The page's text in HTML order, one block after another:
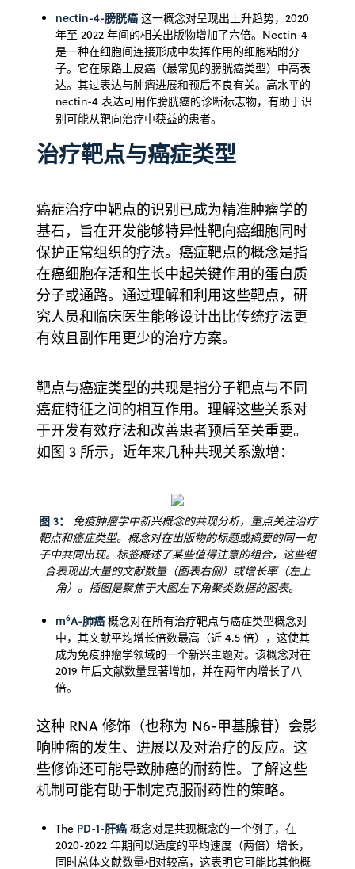
nectin-4-膀胱癌 这一概念对呈现出上升趋势，2020
年至 2022 年间的相关出版物增加了六倍。Nectin-4
是一种在细胞间连接形成中发挥作用的细胞粘附分
子。它在尿路上皮癌（最常见的膀胱癌类型）中高表
达。其过表达与肿瘤进展和预后不良有关。高水平的
nectin-4 表达可用作膀胱癌的诊断标志物，有助于识
别可能从靶向治疗中获益的患者。
治疗靶点与癌症类型
癌症治疗中靶点的识别已成为精准肿瘤学的
基石，旨在开发能够特异性靶向癌细胞同时
保护正常组织的疗法。癌症靶点的概念是指
在癌细胞存活和生长中起关键作用的蛋白质
分子或通路。通过理解和利用这些靶点，研
究人员和临床医生能够设计出比传统疗法更
有效且副作用更少的治疗方案。
靶点与癌症类型的共现是指分子靶点与不同
癌症特征之间的相互作用。理解这些关系对
于开发有效疗法和改善患者预后至关重要。
如图 3 所示，近年来几种共现关系激增：
图 3：
免疫肿瘤学中新兴概念的共现分析，重点关注治疗
靶点和癌症类型。概念对在出版物的标题或摘要的同一句
子中共同出现。标签概述了某些值得注意的组合，这些组
合表现出大量的文献数量（图表右侧）或增长率（左上
角）。插图是聚焦于大图左下角聚类数据的图表。
m6A-肺癌 概念对在所有治疗靶点与癌症类型概念对
中，其文献平均增长倍数最高（近 4.5 倍），这使其
成为免疫肿瘤学领域的一个新兴主题对。该概念对在
2019 年后文献数量显著增加，并在两年内增长了八
倍。
这种 RNA 修饰（也称为 N6-甲基腺苷）会影
响肿瘤的发生、进展以及对治疗的反应。这
些修饰还可能导致肺癌的耐药性。了解这些
机制可能有助于制定克服耐药性的策略。
The PD-1-肝癌 概念对是共现概念的一个例子，在
2020-2022 年期间以适度的平均速度（两倍）增长，
同时总体文献数量相对较高，这表明它可能比其他概